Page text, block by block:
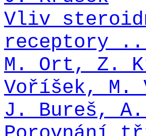
Vliv
M. Ort, Z.
Voříšek, M.
J. Bureš,